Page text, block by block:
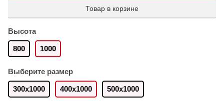
Товар в корзине
Высота
800 1000
Выберите размер
300х1000 400х1000 500х1000